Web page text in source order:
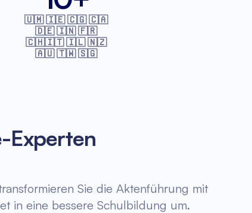
🇺🇲 🇮🇪 🇨🇬 🇨🇦
🇩🇪 🇮🇳 🇫🇷
🇨🇭🇮🇹 🇮🇱 🇳🇿
🇦🇺 🇹🇼 🇸🇬
Experten
Sie die Aktenführung mit
in eine bessere Schulbildung um.